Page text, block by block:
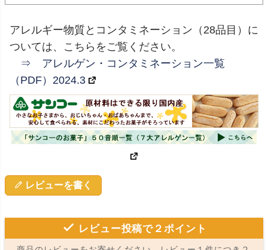
アレルギー物質とコンタミネーション（28品目）に
ついては、こちらをご覧ください。
⇒ アレルゲン・コンタミネーション一覧
（PDF）2024.3
レビューを書く
レビュー投稿で２ポイント